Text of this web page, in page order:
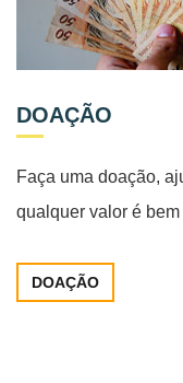
DOAÇÃO
Faça uma doação,
qualquer valor é bem
DOAÇÃO